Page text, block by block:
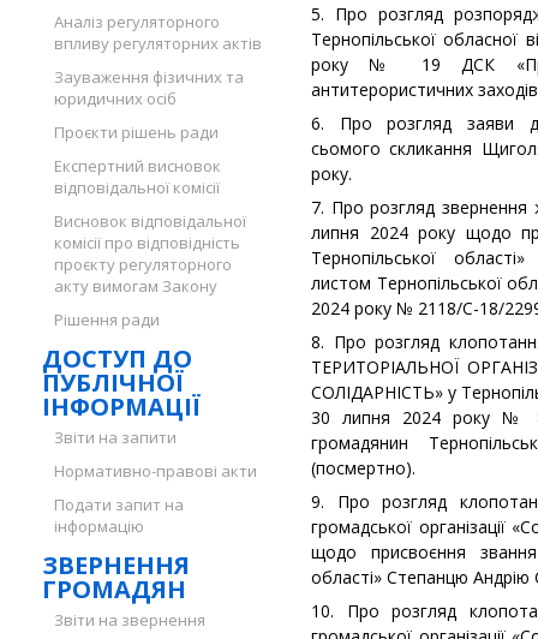
Аналіз регуляторного
впливу регуляторних актів
Зауваження фізичних та
юридичних осіб
Проєкти рішень ради
Експертний висновок
відповідальної комісії
Висновок відповідальної
комісії про відповідність
проєкту регуляторного
акту вимогам Закону
Рішення ради
ДОСТУП ДО
ПУБЛІЧНОЇ
ІНФОРМАЦІЇ
Звіти на запити
Нормативно-правові акти
Подати запит на
інформацію
ЗВЕРНЕННЯ
ГРОМАДЯН
Звіти на звернення
5. Про розгляд
Тернопільської обласної
року № 19 ДСК «Про
антитерористичних
6. Про розгляд заяви
сьомого скликання
року.
7. Про розгляд
липня 2024 року щодо
Тернопільської
листом Тернопільської
2024 року № 2118/С-18/
8. Про розгляд
ТЕРИТОРІАЛЬНОЇ
СОЛІДАРНІСТЬ» у
30 липня 2024 року №
громадянин
(посмертно).
9. Про розгляд
громадської організації
щодо присвоєння
області» Степанцю Андрію
10. Про розгляд